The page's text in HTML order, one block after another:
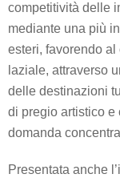
competitività delle
mediante una più
esteri, favorendo
laziale, attraverso
delle destinazioni
di pregio artistico e
domanda
Presentata anche